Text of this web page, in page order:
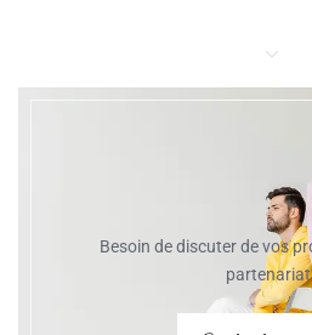
Besoin de discuter de vos